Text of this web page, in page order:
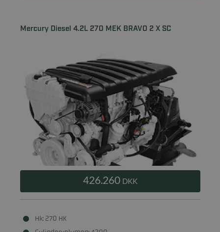
Mercury Diesel 4.2L 270 MEK BRAVO 2 X SC
426.260 DKK
Hk: 270 HK